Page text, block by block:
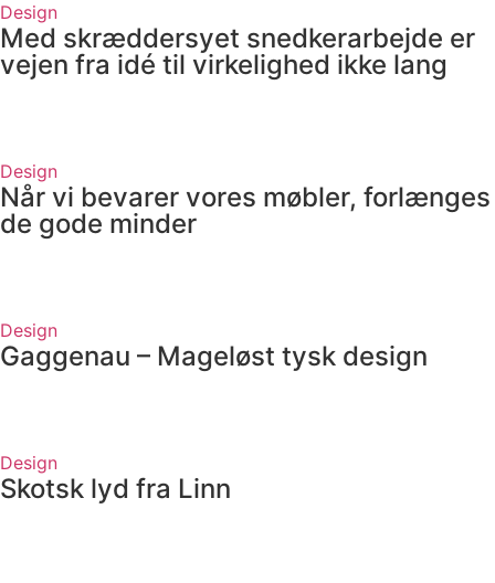
Design
Med skræddersyet snedkerarbejde er
vejen fra idé til virkelighed ikke lang
Design
Når vi bevarer vores møbler, forlænges
de gode minder
Design
Gaggenau – Mageløst tysk design
Design
Skotsk lyd fra Linn